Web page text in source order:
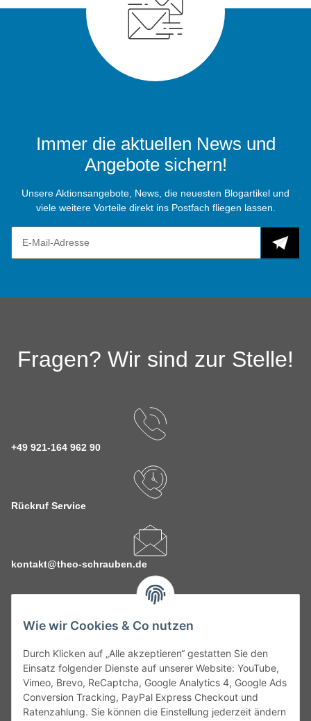
Wie wir Cookies & Co nutzen
Durch Klicken auf „Alle akzeptieren“ gestatten Sie den
Einsatz folgender Dienste auf unserer Website: YouTube,
Vimeo, Brevo, ReCaptcha, Google Analytics 4, Google Ads
Conversion Tracking, PayPal Express Checkout und
Ratenzahlung. Sie können die Einstellung jederzeit ändern
Immer die aktuellen News und
Angebote sichern!
Unsere Aktionsangebote, News, die neuesten Blogartikel und
viele weitere Vorteile direkt ins Postfach fliegen lassen.
Fragen? Wir sind zur Stelle!
+49 921-164 962 90
Rückruf Service
kontakt@theo-schrauben.de
Service
Gesetzliche Informationen